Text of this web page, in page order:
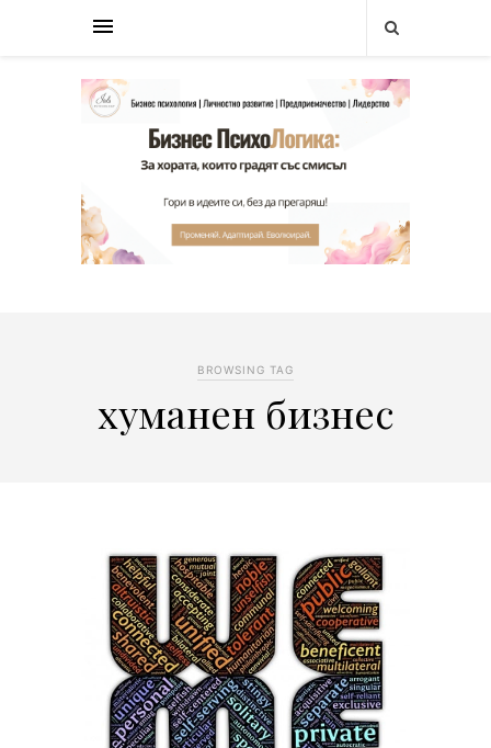
BROWSING TAG
хуманен бизнес